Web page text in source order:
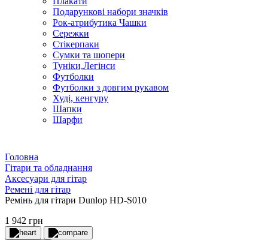
Подарункові набори значків
Рок-атрибутика Чашки
Сережки
Стікерпаки
Сумки та шопери
Туніки,Легінси
Футболки
Футболки з довгим рукавом
Худі, кенгуру
Шапки
Шарфи
Головна
Гітари та обладнання
Аксесуари для гітар
Ремені для гітар
Ремінь для гітари Dunlop НD-S010
1 942 грн